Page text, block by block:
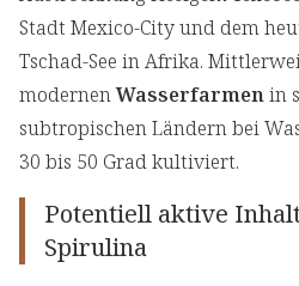
Stadt Mexico-City und dem
Tschad-See in Afrika.
modernenWasserfarmenin
subtropischen Ländern bei
30 bis 50 Grad kultiviert.
Potentiell aktive
Spirulina